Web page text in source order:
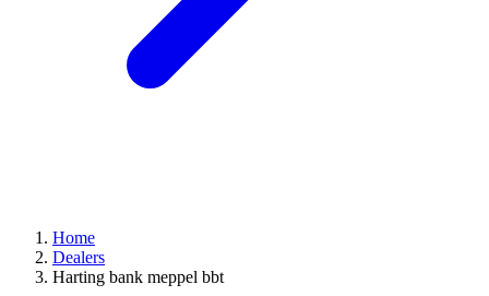
Home
Dealers
Harting bank meppel bbt